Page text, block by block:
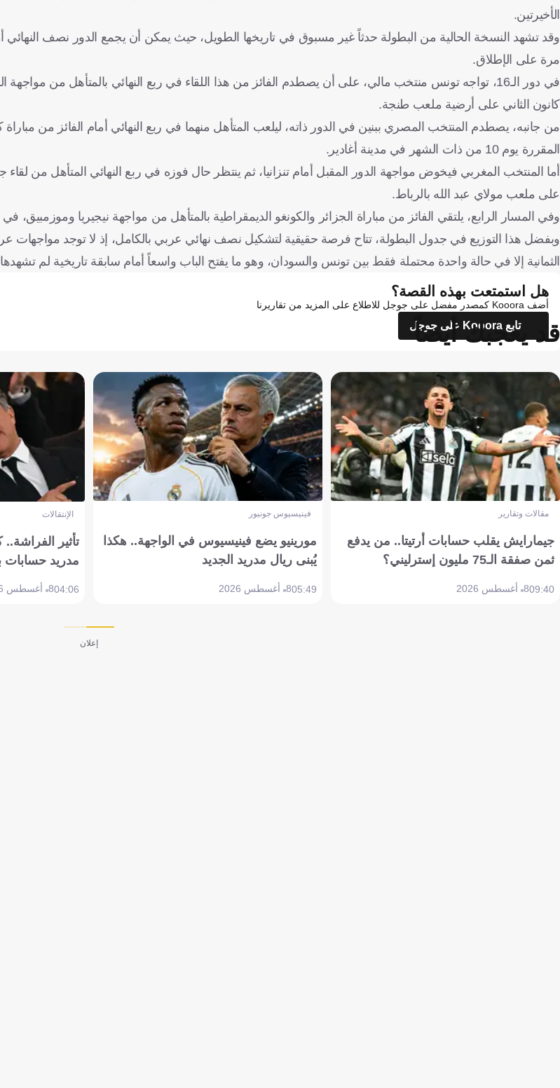
الأخيرتين.
وقد تشهد النسخة الحالية من البطولة حدثاً غير مسبوق في تاريخها الطويل، حيث يمكن أن يجمع الدور نصف النهائي
مرة على الإطلاق.
كانون الثاني على أرضية ملعب طنجة.
من جانبه، يصطدم المنتخب المصري ببنين في الدور ذاته، ليلعب المتأهل منهما في ربع النهائي أمام الفائز من مباراة
المقررة يوم 10 من ذات الشهر في مدينة أغادير.
على ملعب مولاي عبد الله بالرباط.
وفي المسار الرابع، يلتقي الفائز من مباراة الجزائر والكونغو الديمقراطية بالمتأهل من مواجهة نيجيريا وموزمبيق، في ربع
وبفضل هذا التوزيع في جدول البطولة، تتاح فرصة حقيقية لتشكيل نصف نهائي عربي بالكامل، إذ لا توجد مواجهات
الثمانية إلا في حالة واحدة محتملة فقط بين تونس والسودان، وهو ما يفتح الباب واسعاً أمام سابقة تاريخية لم
هل استمتعت بهذه القصة؟
أضف Kooora كمصدر مفضل على جوجل للاطلاع على المزيد من تقاريرنا
تابع Kooora على جوجل
قد يعجبك أيضاً
مقالات وتقارير
جيمارايش يقلب حسابات أرتيتا.. من يدفع
ثمن صفقة الـ75 مليون إسترليني؟
09:408 أغسطس 2026
فينيسيوس جونيور
مورينيو يضع فينيسيوس في الواجهة.. هكذا
يُبنى ريال مدريد الجديد
05:498 أغسطس 2026
الإنتقالات
تأثير
مدريد حسابات
04:068 أغسطس 2026
إعلان